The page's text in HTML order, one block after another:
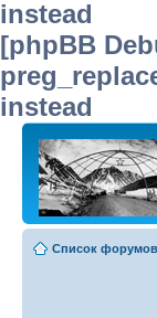
instead
[phpBB
instead
Список форумов